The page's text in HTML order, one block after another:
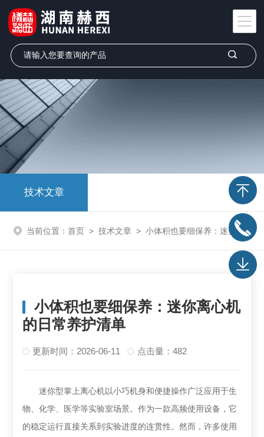
技术文章
当前位置： 首页 > 技术文章 > 小体积也要细保养：迷你离心机的日常养护清单
小体积也要细保养：迷你离心机
的日常养护清单
更新时间：2026-06-11 点击量：482
迷你型掌上离心机以小巧机身和便捷操作广泛应用于生
物、化学、医学等实验室场景。作为一款高频使用设备，它
的稳定运行直接关系到实验进度的连贯性。然而，许多使用